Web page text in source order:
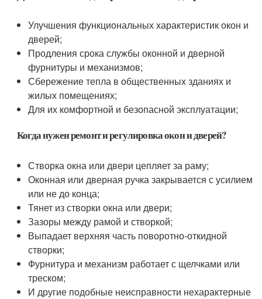
Улучшения функциональных характеристик окон и
дверей;
Продления срока службы оконной и дверной
фурнитуры и механизмов;
Сбережение тепла в общественных зданиях и
жилых помещениях;
Для их комфортной и безопасной эксплуатации;
Когда нужен ремонт и регулировка окон и дверей?
Створка окна или двери цепляет за раму;
Оконная или дверная ручка закрывается с усилием
или не до конца;
Тянет из створки окна или двери;
Зазоры между рамой и створкой;
Выпадает верхняя часть поворотно-откидной
створки;
Фурнитура и механизм работает с щелчками или
треском;
И другие подобные неисправности нехарактерные